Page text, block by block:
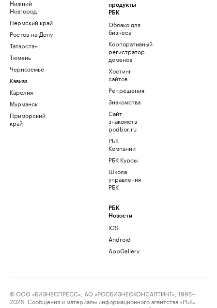
Нижний
Новгород
Пермский край
Ростов-на-Дону
Татарстан
Тюмень
Черноземье
Кавказ
Карелия
Мурманск
Приморский
край
продукты
РБК
Облако для
бизнеса
Корпоративный
регистратор
доменов
Хостинг
сайтов
Рег.решения
Знакомства
Сайт
знакомств
podbor.ru
РБК
Компании
РБК Курсы
Школа
управления
РБК
РБК
Новости
iOS
Android
AppGallery
© ООО «БИЗНЕСПРЕСС», АО «РОСБИЗНЕСКОНСАЛТИНГ», 1995–
2026. Сообщения и материалы информационного агентства «РБК»